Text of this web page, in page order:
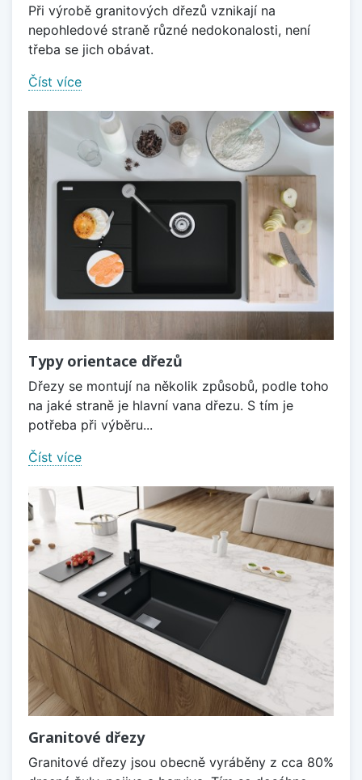
Při výrobě granitových dřezů vznikají na
nepohledové straně různé nedokonalosti, není
třeba se jich obávat.
Číst více
Typy orientace dřezů
Dřezy se montují na několik způsobů, podle toho
na jaké straně je hlavní vana dřezu. S tím je
potřeba při výběru...
Číst více
Granitové dřezy
Granitové dřezy jsou obecně vyráběny z cca 80%